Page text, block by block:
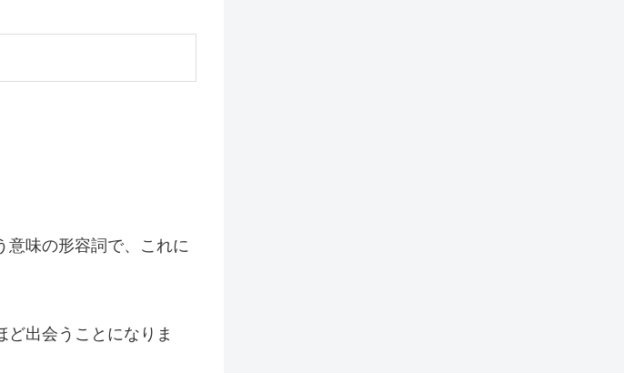
意味の形容詞で、これに
出会うことになりま